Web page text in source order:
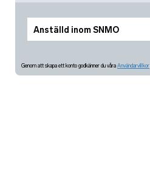
Anställd inom SNMO
Genom att skapa ett konto godkänner du våra Användarvillkor